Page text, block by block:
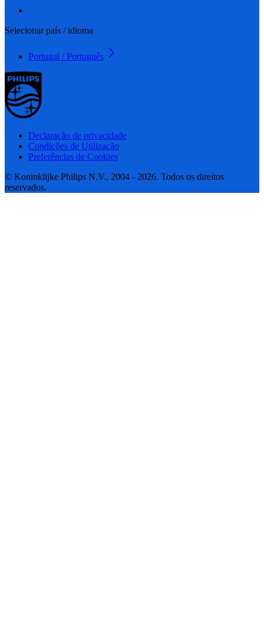
Selecionar país / idioma
Portugal / Português
Declaração de privacidade
Condições de Utilização
Preferências de Cookies
© Koninklijke Philips N.V., 2004 - 2026. Todos os direitos
reservados.